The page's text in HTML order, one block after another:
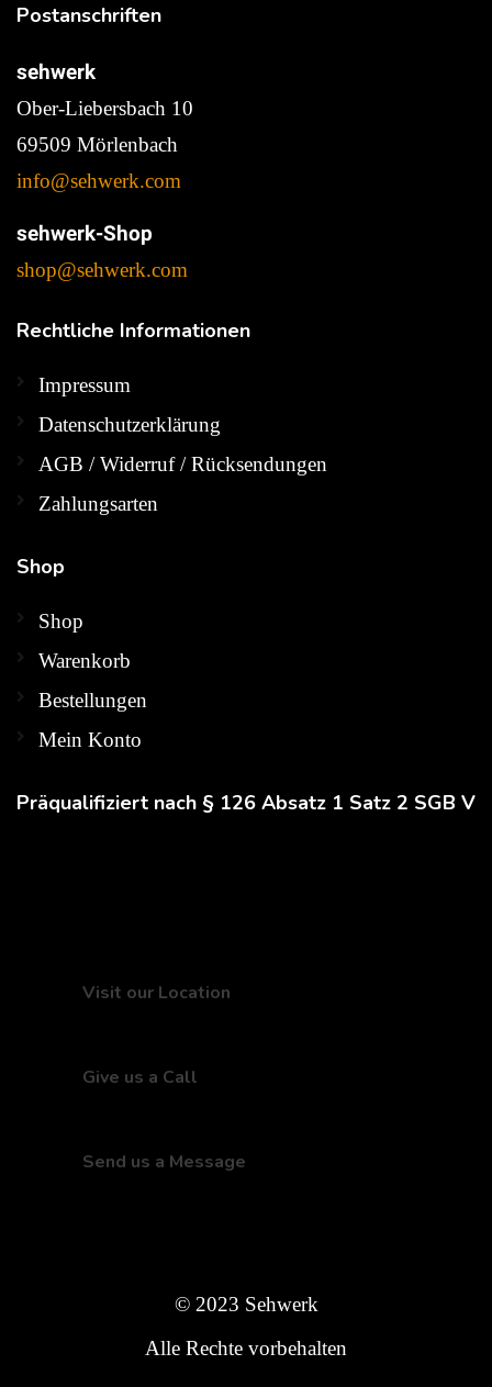
Postanschriften
sehwerk
Ober-Liebersbach 10
69509 Mörlenbach
info@sehwerk.com
sehwerk-Shop
shop@sehwerk.com
Rechtliche Informationen
Impressum
Datenschutzerklärung
AGB / Widerruf / Rücksendungen
Zahlungsarten
Shop
Shop
Warenkorb
Bestellungen
Mein Konto
Präqualifiziert nach § 126 Absatz 1 Satz 2 SGB V
Visit our Location
Give us a Call
Send us a Message
© 2023 Sehwerk
Alle Rechte vorbehalten